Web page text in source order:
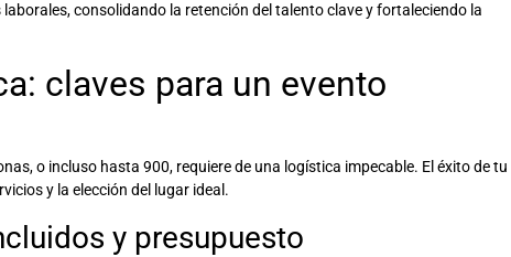
consolidando la retención del talento clave y fortaleciendo la
claves para un evento
o incluso hasta 900, requiere de una logística impecable. El éxito de tu
y la elección del lugar ideal.
y presupuesto